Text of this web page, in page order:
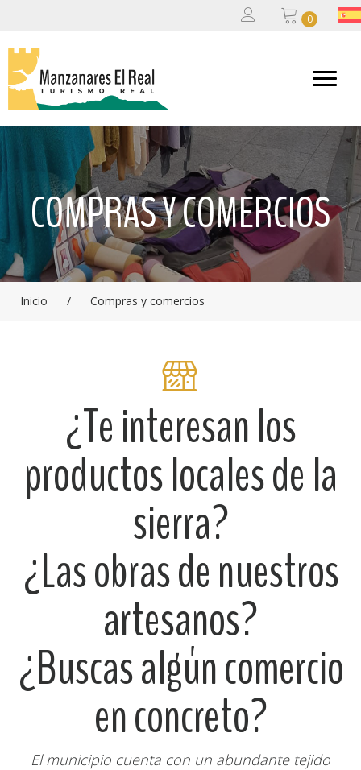
0
COMPRAS Y COMERCIOS
Inicio / Compras y comercios
¿Te interesan los
productos locales de la
sierra?
¿Las obras de nuestros
artesanos?
¿Buscas algún comercio
en concreto?
El municipio cuenta con un abundante tejido